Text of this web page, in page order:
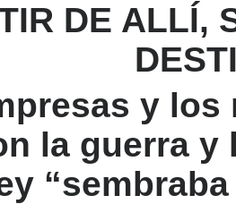
DE ALLÍ,
y
la guerra